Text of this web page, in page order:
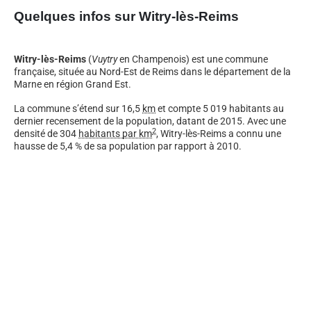
Quelques infos sur Witry-lès-Reims
Witry-lès-Reims (Vuytryen Champenois) est une commune
française, située au Nord-Est de Reims dans le département de la
Marne en région Grand Est.
La commune s’étend sur 16,5 kmet compte 5 019 habitants au
dernier recensement de la population, datant de 2015. Avec une
densité de 304 habitants par km2, Witry-lès-Reims a connu une
hausse de 5,4 % de sa population par rapport à 2010.